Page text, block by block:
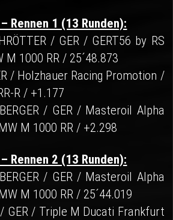
– Rennen 1 (13 Runden):
/ GER / GERT56 by RS
M 1000 RR / 25´48.873
/ Holzhauer Racing Promotion /
R / +1.177
/ GER / Masteroil Alpha
M 1000 RR / +2.298
– Rennen 2 (13 Runden):
/ GER / Masteroil Alpha
M 1000 RR / 25´44.019
/ GER / Triple M Ducati Frankfurt